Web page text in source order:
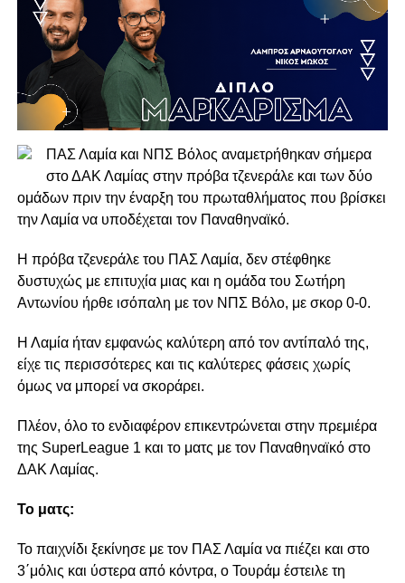
ΠΑΣ Λαμία και ΝΠΣ Βόλος αναμετρήθηκαν σήμερα
στο ΔΑΚ Λαμίας στην πρόβα τζενεράλε και των δύο
ομάδων πριν την έναρξη του πρωταθλήματος που βρίσκει
την Λαμία να υποδέχεται τον Παναθηναϊκό.
Η πρόβα τζενεράλε του ΠΑΣ Λαμία, δεν στέφθηκε
δυστυχώς με επιτυχία μιας και η ομάδα του Σωτήρη
Αντωνίου ήρθε ισόπαλη με τον ΝΠΣ Βόλο, με σκορ 0-0.
Η Λαμία ήταν εμφανώς καλύτερη από τον αντίπαλό της,
είχε τις περισσότερες και τις καλύτερες φάσεις χωρίς
όμως να μπορεί να σκοράρει.
Πλέον, όλο το ενδιαφέρον επικεντρώνεται στην πρεμιέρα
της SuperLeague 1 και το ματς με τον Παναθηναϊκό στο
ΔΑΚ Λαμίας.
Το ματς:
Το παιχνίδι ξεκίνησε με τον ΠΑΣ Λαμία να πιέζει και στο
3΄μόλις και ύστερα από κόντρα, ο Τουράμ έστειλε τη